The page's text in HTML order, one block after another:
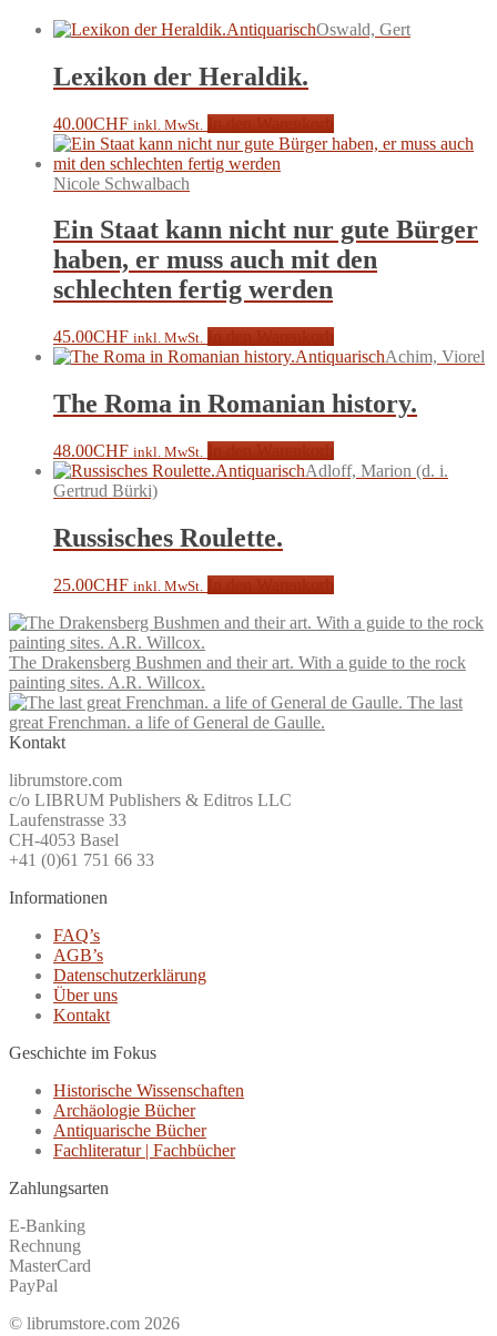
AntiquarischOswald, Gert
Lexikon der Heraldik.
40.00CHF inkl. MwSt.
Nicole Schwalbach
Ein Staat kann nicht nur gute Bürger
haben, er muss auch mit den
schlechten fertig werden
45.00CHF inkl. MwSt.
AntiquarischAchim, Viorel
The Roma in Romanian history.
48.00CHF inkl. MwSt.
AntiquarischAdloff, Marion (d. i.
Gertrud Bürki)
Russisches Roulette.
25.00CHF inkl. MwSt.
The Drakensberg Bushmen and their art. With a guide to the rock
painting sites. A.R. Willcox.
The last
great Frenchman. a life of General de Gaulle.
Kontakt
librumstore.com
c/o LIBRUM Publishers & Editros LLC
Laufenstrasse 33
CH-4053 Basel
+41 (0)61 751 66 33
Informationen
FAQ’s
AGB’s
Datenschutzerklärung
Über uns
Kontakt
Geschichte im Fokus
Historische Wissenschaften
Archäologie Bücher
Antiquarische Bücher
Fachliteratur | Fachbücher
Zahlungsarten
E-Banking
Rechnung
MasterCard
PayPal
© librumstore.com 2026